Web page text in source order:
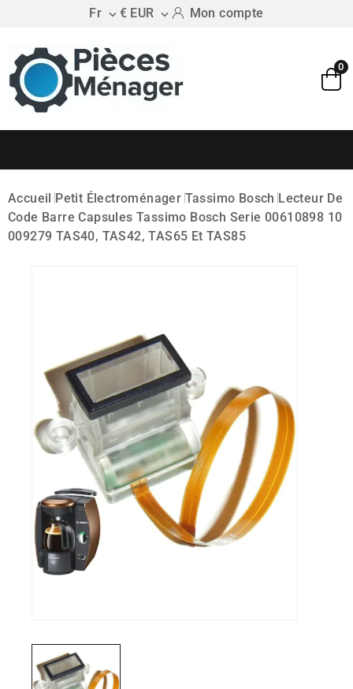
Fr  € EUR  Mon compte
0
Accueil Petit Électroménager Tassimo Bosch Lecteur De
Code Barre Capsules Tassimo Bosch Serie 00610898 10
009279 TAS40, TAS42, TAS65 Et TAS85